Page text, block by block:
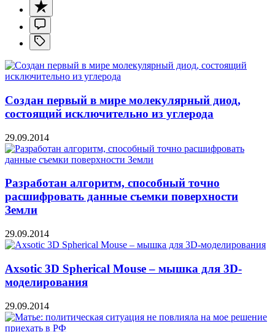
Создан первый в мире молекулярный диод,
состоящий исключительно из углерода
29.09.2014
Разработан алгоритм, способный точно
расшифровать данные съемки поверхности
Земли
29.09.2014
Axsotic 3D Spherical Mouse – мышка для 3D-
моделирования
29.09.2014